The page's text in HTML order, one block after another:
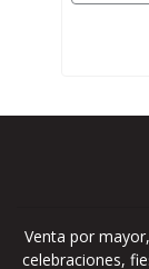
Venta por
celebraciones,